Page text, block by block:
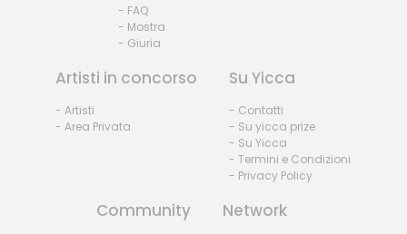
- FAQ
- Mostra
- Giuria
Artisti in concorso
- Artisti
- Area Privata
Su Yicca
- Contatti
- Su yicca prize
- Su Yicca
- Termini e Condizioni
- Privacy Policy
Community Network